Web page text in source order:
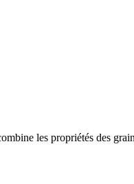
les propriétés des